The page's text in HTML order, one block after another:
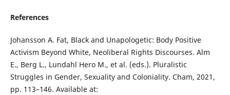
References
Johansson A. Fat, Black and Unapologetic: Body Positive
Activism Beyond White, Neoliberal Rights Discourses. Alm
E., Berg L., Lundahl Hero M., et al. (eds.). Pluralistic
Struggles in Gender, Sexuality and Coloniality. Cham, 2021,
pp. 113–146. Available at: